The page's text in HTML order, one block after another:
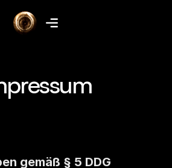
gemäß § 5 DDG